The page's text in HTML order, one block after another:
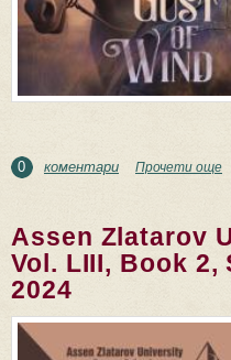
0 коментари Прочети още
Assen Zlatarov
Vol. LIII, Book 2,
2024